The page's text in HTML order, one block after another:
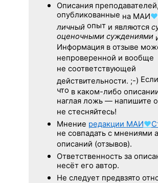
Описания преподавателей,
опубликованные на МАИ♥
личныйопыт и являются
оценочными суждениями
Информация в отзыве
непроверенной и вообще
не соответствующей
действительности. ;-)
что в каком-либо
наглая ложь — напишите
не стесняйтесь!
Мнение редакции МАИ♥
не совпадать с мнениями
описаний (отзывов).
Ответственность за
несёт его автор.
Не следуетпредвзято